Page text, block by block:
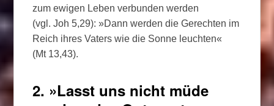
zum ewigen Leben verbunden werden
(vgl. Joh 5,29): »Dann werden die Gerechten im
Reich ihres Vaters wie die Sonne leuchten«
(Mt 13,43).
2. »Lasst uns nicht müde